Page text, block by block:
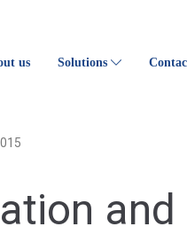
us Solutions